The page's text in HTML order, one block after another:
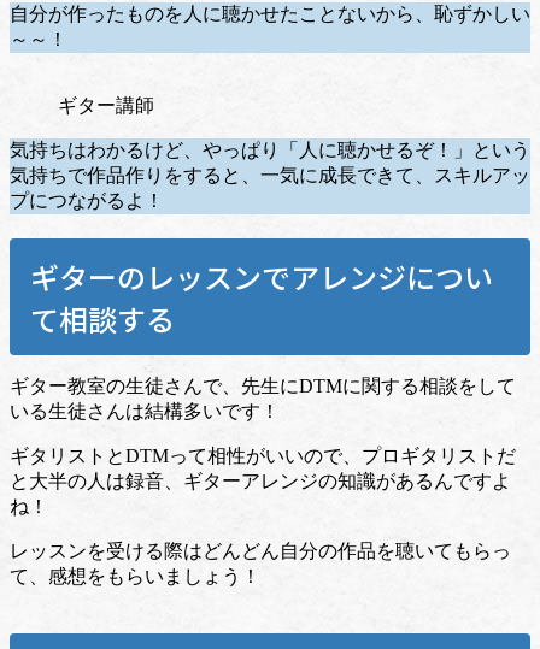
自分が作ったものを人に聴かせたことないから、恥ずかしい
～～！
ギター講師
気持ちはわかるけど、やっぱり「人に聴かせるぞ！」という
気持ちで作品作りをすると、一気に成長できて、スキルアッ
プにつながるよ！
ギターのレッスンでアレンジについ
て相談する
ギター教室の生徒さんで、先生にDTMに関する相談をして
いる生徒さんは結構多いです！
ギタリストとDTMって相性がいいので、プロギタリストだ
と大半の人は録音、ギターアレンジの知識があるんですよ
ね！
レッスンを受ける際はどんどん自分の作品を聴いてもらっ
て、感想をもらいましょう！